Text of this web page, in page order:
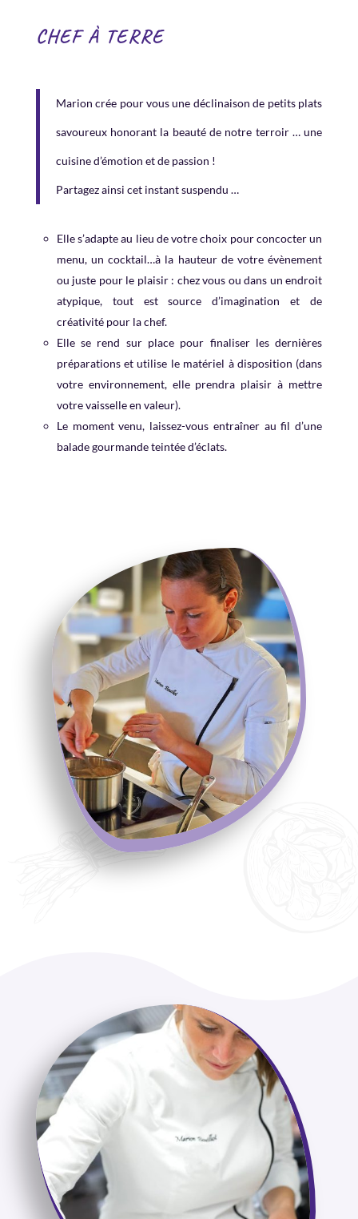
CHEF À TERRE
Marion crée pour vous une déclinaison de petits plats
savoureux honorant la beauté de notre terroir … une
cuisine d’émotion et de passion !
Partagez ainsi cet instant suspendu …
Elle s’adapte au lieu de votre choix pour concocter un
menu, un cocktail…à la hauteur de votre évènement
ou juste pour le plaisir : chez vous ou dans un endroit
atypique, tout est source d’imagination et de
créativité pour la chef.
Elle se rend sur place pour finaliser les dernières
préparations et utilise le matériel à disposition (dans
votre environnement, elle prendra plaisir à mettre
votre vaisselle en valeur).
Le moment venu, laissez-vous entraîner au fil d’une
balade gourmande teintée d’éclats.